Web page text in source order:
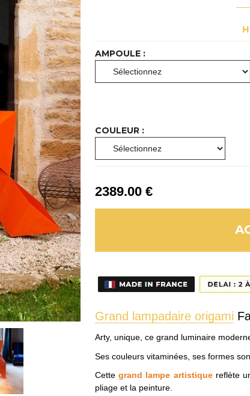
AMPOULE :
COULEUR :
2389.00€
Grand lampadaire origami
Arty, unique, ce grand luminaire
Ses couleurs vitaminées, ses formes
Cettegrand lampe artistique reflète
pliage et la peinture.